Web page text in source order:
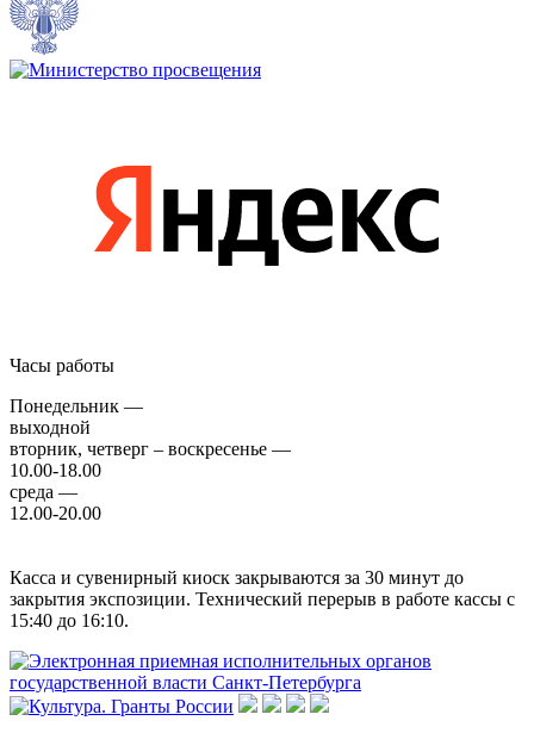
Часы работы
Понедельник —
выходной
вторник, четверг – воскресенье —
10.00-18.00
среда —
12.00-20.00
Касса и сувенирный киоск закрываются за 30 минут до
закрытия экспозиции. Технический перерыв в работе кассы с
15:40 до 16:10.